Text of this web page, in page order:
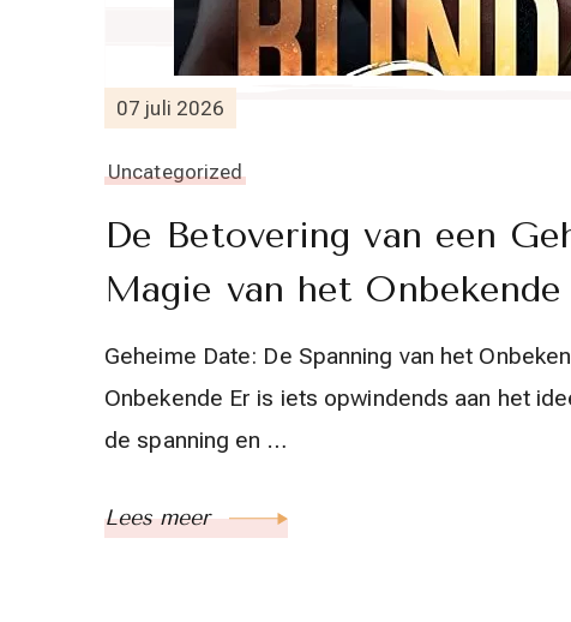
07 juli 2026
Uncategorized
De Betovering van een
Magie van het Onbekende
Geheime Date: De Spanning van het
Onbekende Er is iets opwindends aan het
de spanning en …
Lees meer